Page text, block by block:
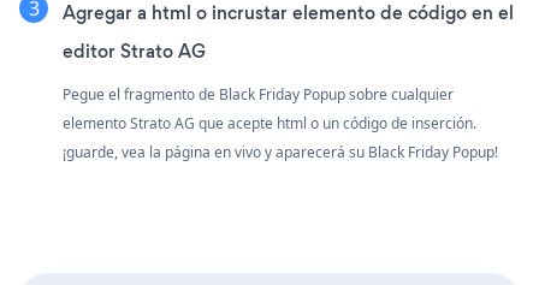
Agregar a html o incrustar elemento de código en el
editor Strato AG
Pegue el fragmento de Black Friday Popup sobre cualquier
elemento Strato AG que acepte html o un código de inserción.
¡guarde, vea la página en vivo y aparecerá su Black Friday Popup!